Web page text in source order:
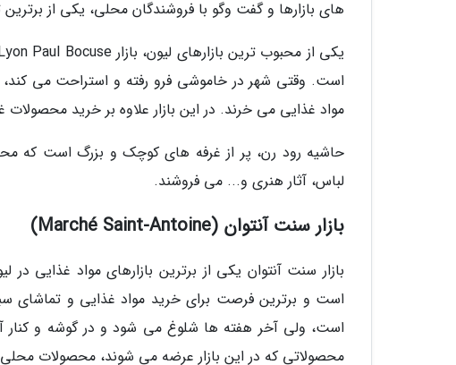
های بازارها و گفت وگو با فروشندگان محلی، یکی از
است. وقتی شهر در خاموشی فرو رفته و استراحت می کند،
مواد غذایی می خرند. در این بازار علاوه بر خرید
حاشیه رود رن، پر از غرفه های کوچک و بزرگ است که
لباس، آثار هنری و... می فروشند.
بازار سنت آنتوان (Marché Saint-Antoine)
بازار سنت آنتوان یکی از برترین بازارهای مواد غذایی
است و برترین فرصت برای خرید مواد غذایی و تماشای
است، ولی آخر هفته ها شلوغ می شود و در گوشه و کنار
محصولاتی که در این بازار عرضه می شوند، محصولات